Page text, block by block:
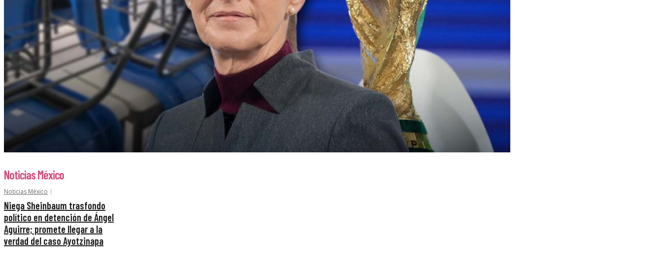
Noticias México
Noticias México
Niega Sheinbaum trasfondo
político en detención de Ángel
Aguirre; promete llegar a la
verdad del caso Ayotzinapa